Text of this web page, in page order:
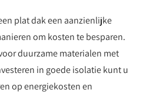
plat dak een aanzienlijke
om kosten te besparen.
duurzame materialen met
in goede isolatie kunt u
op energiekosten en